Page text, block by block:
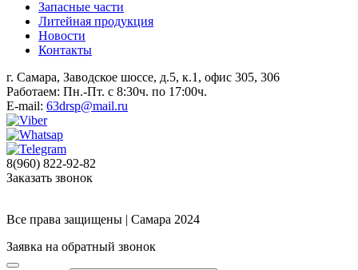
Запасные части
Литейная продукция
Новости
Контакты
г. Самара, Заводское шоссе, д.5, к.1, офис 305, 306
Работаем: Пн.-Пт. с 8:30ч. по 17:00ч.
E-mail: 63drsp@mail.ru
8(960) 822-92-82
Заказать звонок
Все права защищены | Самара 2024
Заявка на обратный звонок